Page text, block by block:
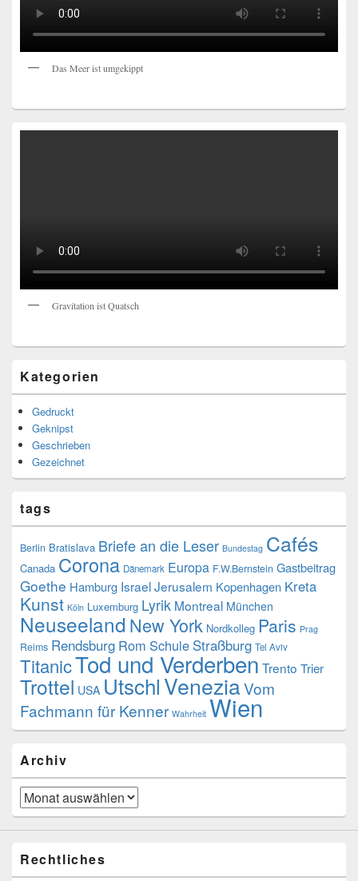
Das Meer ist umgekippt
Gravitation ist Quatsch
Kategorien
Gedruckt
Geknipst
Geschrieben
Gezeichnet
tags
Berlin Bratislava Briefe an die Leser Bundestag Cafés
Canada Corona Dänemark Europa F.W.Bernstein Gastbeitrag
Goethe Hamburg IsraelJerusalem Kopenhagen Kreta
Kunst Köln Luxemburg Lyrik Montreal München
Neuseeland New York Nordkolleg Paris Prag
Reims Rendsburg Rom Schule Straßburg Tel Aviv
TitanicTod und Verderben Trento Trier
Trottel USA UtschlVeneziaVom
Fachmann für Kenner Wahrheit Wien
Archiv
Archiv
Rechtliches